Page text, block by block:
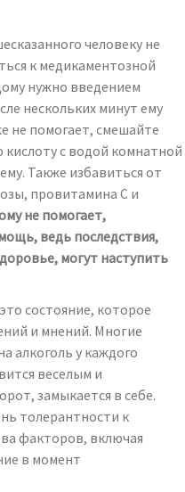
человеку не
к медикаментозной
нужно введением
нескольких минут ему
не помогает, смешайте
с водой комнатной
Также избавиться от
провитамина С и
не помогает,
ведь последствия,
могут наступить
состояние, которое
и мнений. Многие
алкоголь у каждого
веселым и
замыкается в себе.
толерантности к
факторов, включая
в момент